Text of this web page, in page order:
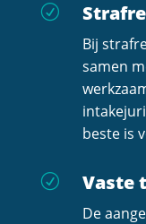
R
Bij
samen
beste is
R Vaste
De